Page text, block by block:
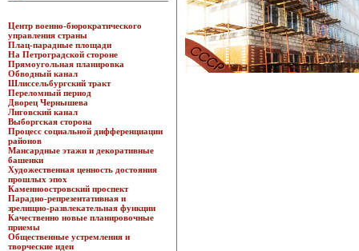
Центр военно-бюрократического
управления страны
Плац-парадные площади
На Петроградской стороне
Прямоугольная планировка
Обводный канал
Шлиссельбургский тракт
Переломный период
Дворец Чернышева
Лиговский канал
Выборгская сторона
Процесс социальной дифференциации
районов
Мансардные этажи и декоративные
башенки
Художественная ценность достояния
прошлых эпох
Каменноостровский проспект
Парадно-репрезентативная и
зрелищно-развлекательная функции
Качественно новые планировочные
приемы
Общественные устремления и
творческие идеи